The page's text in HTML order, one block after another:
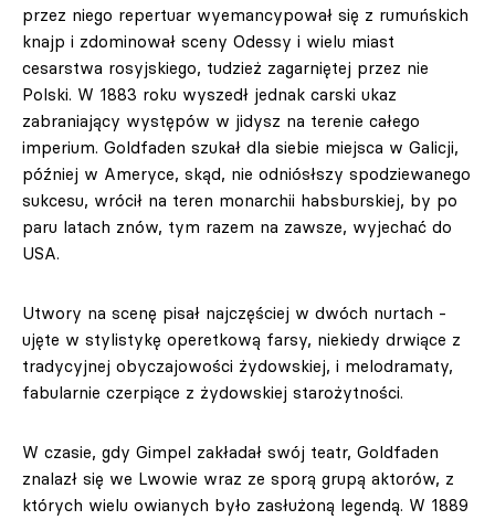
przez niego repertuar wyemancypował się z rumuńskich
knajp i zdominował sceny Odessy i wielu miast
cesarstwa rosyjskiego, tudzież zagarniętej przez nie
Polski. W 1883 roku wyszedł jednak carski ukaz
zabraniający występów w jidysz na terenie całego
imperium. Goldfaden szukał dla siebie miejsca w Galicji,
później w Ameryce, skąd, nie odniósłszy spodziewanego
sukcesu, wrócił na teren monarchii habsburskiej, by po
paru latach znów, tym razem na zawsze, wyjechać do
USA.
Utwory na scenę pisał najczęściej w dwóch nurtach -
ujęte w stylistykę operetkową farsy, niekiedy drwiące z
tradycyjnej obyczajowości żydowskiej, i melodramaty,
fabularnie czerpiące z żydowskiej starożytności.
W czasie, gdy Gimpel zakładał swój teatr, Goldfaden
znalazł się we Lwowie wraz ze sporą grupą aktorów, z
których wielu owianych było zasłużoną legendą. W 1889